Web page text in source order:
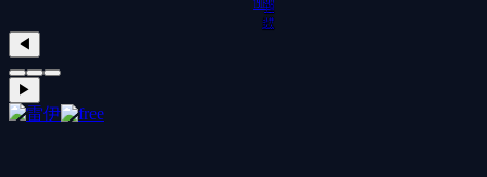
单子
艾娃
◀
▶